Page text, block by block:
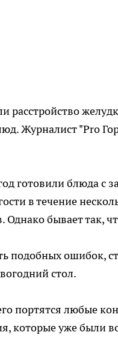
расстройство
Журналист "Pro
готовили блюда с
в течение
Однако бывает так,
подобных ошибок,
стол.
портятся любые
которые уже были